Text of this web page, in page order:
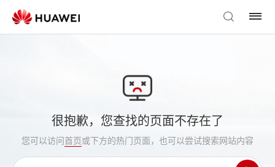
很抱歉，您查找的页面不存在了
您可以访问首页或下方的热门页面，也可以尝试搜索网站内容